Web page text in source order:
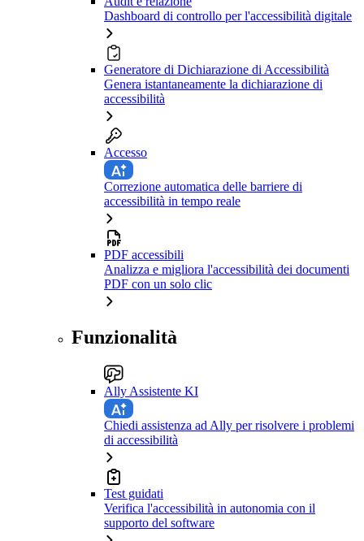
Dashboard di controllo per l'accessibilità digitale
Generatore di Dichiarazione di Accessibilità
Genera istantaneamente la dichiarazione di
accessibilità
Accesso
Correzione automatica delle barriere di
accessibilità in tempo reale
PDF accessibili
Analizza e migliora l'accessibilità dei documenti
PDF con un solo clic
Funzionalità
Ally Assistente KI
Chiedi assistenza ad Ally per risolvere i problemi
di accessibilità
Test guidati
Verifica l'accessibilità in autonomia con il
supporto del software